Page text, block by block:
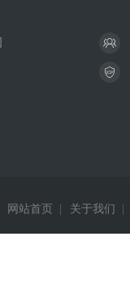
网站首页 关于我们